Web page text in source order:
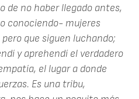
de no haber llegado antes,
conociendo- mujeres
que siguen luchando;
y aprehendí el verdadero
el lugar a donde
Es una tribu,